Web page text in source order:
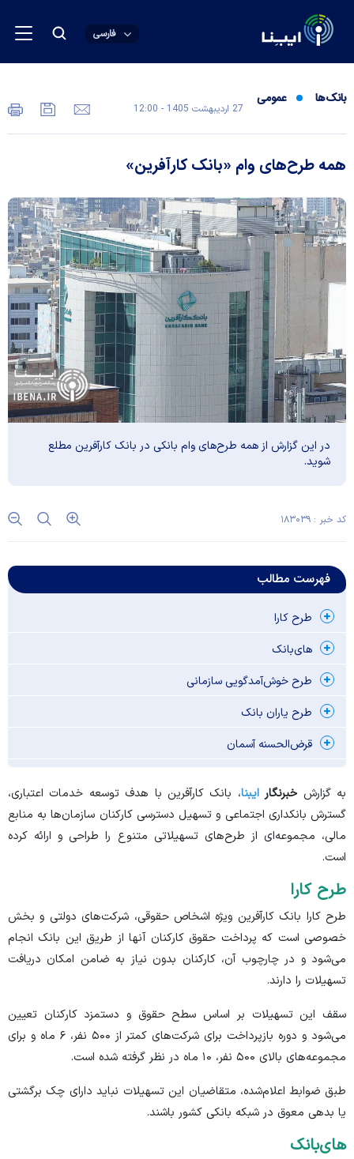
فارسی
بانک‌ها عمومی
27 ارديبهشت 1405 - 12:00
همه طرح‌های وام «بانک کار‌آفرین»
در این گزارش از همه طرح‌های وام بانکی در بانک کار‌آفرین مطلع
شوید.
کد خبر : ۱۸۳۰۳۹
فهرست مطالب
طرح کارا
های‌بانک
طرح خوش‌آمدگویی سازمانی
طرح یاران بانک
قرض‌الحسنه آسمان
به گزارش خبرنگارایبنا، بانک کارآفرین با هدف توسعه خدمات اعتباری،
گسترش بانکداری اجتماعی و تسهیل دسترسی کارکنان سازمان‌ها به منابع
مالی، مجموعه‌ای از طرح‌های تسهیلاتی متنوع را طراحی و ارائه کرده
است.
طرح کارا
طرح کارا بانک کارآفرین ویژه اشخاص حقوقی، شرکت‌های دولتی و بخش
خصوصی است که پرداخت حقوق کارکنان آنها از طریق این بانک انجام
می‌شود و در چارچوب آن، کارکنان بدون نیاز به ضامن امکان دریافت
تسهیلات را دارند.
سقف این تسهیلات بر اساس سطح حقوق و دستمزد کارکنان تعیین
می‌شود و دوره بازپرداخت برای شرکت‌های کمتر از ۵۰۰ نفر، ۶ ماه و برای
مجموعه‌های بالای ۵۰۰ نفر، ۱۰ ماه در نظر گرفته شده است.
طبق ضوابط اعلام‌شده، متقاضیان این تسهیلات نباید دارای چک برگشتی
یا بدهی معوق در شبکه بانکی کشور باشند.
های‌بانک